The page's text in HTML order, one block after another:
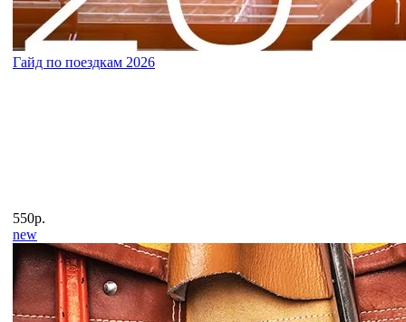
Гайд по поездкам 2026
550р.
new